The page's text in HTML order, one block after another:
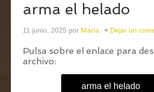
arma el helado
11 junio, 2025 por María Dejar un
Pulsa sobre el enlace para
archivo:
arma el helado